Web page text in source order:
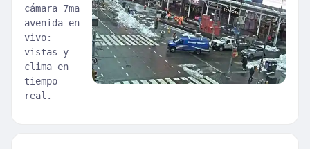
cámara 7ma
avenida en
vivo:
vistas y
clima en
tiempo
real.